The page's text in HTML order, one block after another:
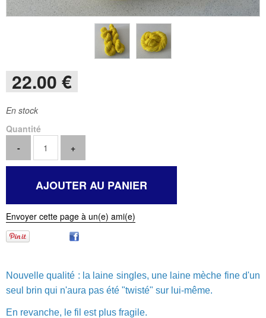
22.00 €
En stock
Quantité
Envoyer cette page à un(e) ami(e)
Nouvelle qualité : la laine singles, une laine mèche fine d'un
seul brin qui n'aura pas été "twisté" sur lui-même.
En revanche, le fil est plus fragile.